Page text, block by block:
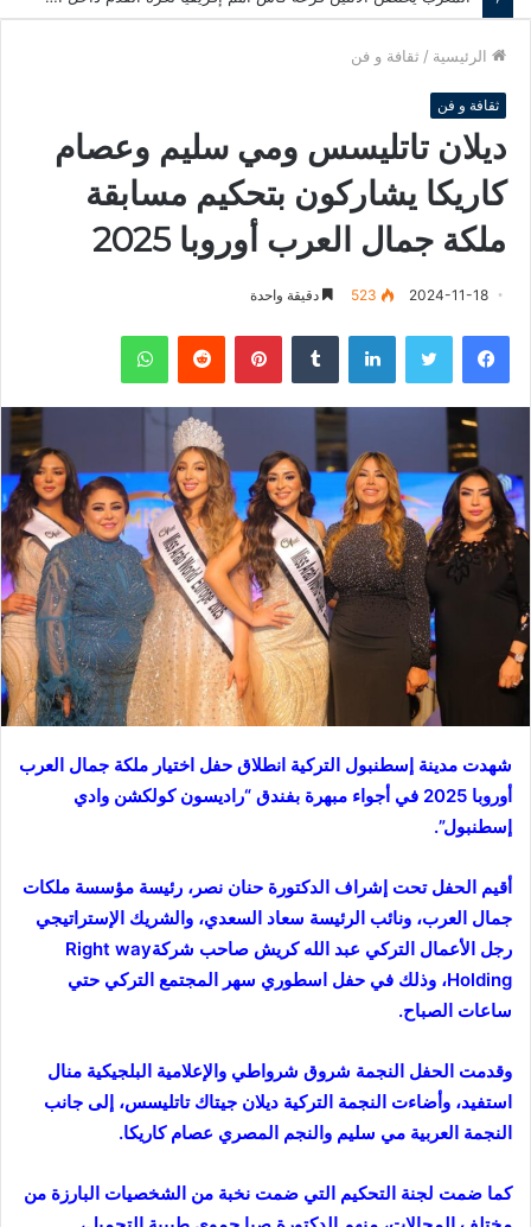
الرئيسية / ثقافة و فن
ثقافة و فن
ديلان تاتليسس ومي سليم وعصام
كاريكا يشاركون بتحكيم مسابقة
ملكة جمال العرب أوروبا 2025
2024-11-18
523 دقيقة واحدة
فيسبوك لينكدإن بينتيريست
شهدت مدينة إسطنبول التركية انطلاق حفل اختيار ملكة جمال العرب
أوروبا 2025 في أجواء مبهرة بفندق “راديسون كولكشن وادي
إسطنبول”.
أقيم الحفل تحت إشراف الدكتورة حنان نصر، رئيسة مؤسسة ملكات
جمال العرب، ونائب الرئيسة سعاد السعدي، والشريك الإستراتيجي
رجل الأعمال التركي عبد الله كريش صاحب شركةRight way
Holding، وذلك في حفل اسطوري سهر المجتمع التركي حتي
ساعات الصباح.
وقدمت الحفل النجمة شروق شرواطي والإعلامية البلجيكية منال
استفيد، وأضاءت النجمة التركية ديلان جيتاك تاتليسس، إلى جانب
النجمة العربية مي سليم والنجم المصري عصام كاريكا.
كما ضمت لجنة التحكيم التي ضمت نخبة من الشخصيات البارزة من